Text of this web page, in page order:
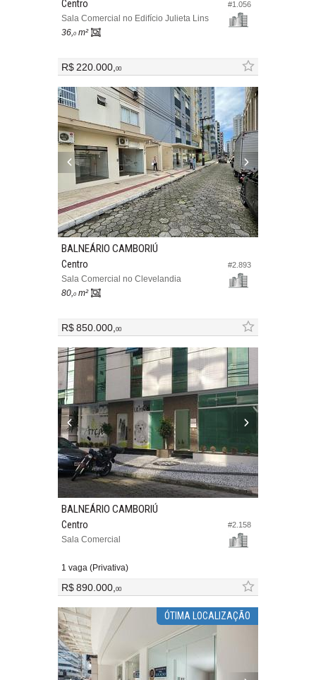
#1.056
Centro
Sala Comercial no Edifício Julieta Lins
36,0 m²
R$ 220.000,00
#2.893
BALNEÁRIO CAMBORIÚ
Centro
Sala Comercial no Clevelandia
80,0 m²
R$ 850.000,00
#2.158
BALNEÁRIO CAMBORIÚ
Centro
Sala Comercial
1 vaga (Privativa)
R$ 890.000,00
ÓTIMA LOCALIZAÇÃO